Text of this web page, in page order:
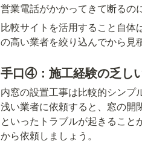
営業電話がかかってきて断るの
比較サイトを活用すること自体
の高い業者を絞り込んでから見
手口④：施工経験の乏し
内窓の設置工事は比較的シンプ
浅い業者に依頼すると、窓の開
といったトラブルが起きること
から依頼しましょう。